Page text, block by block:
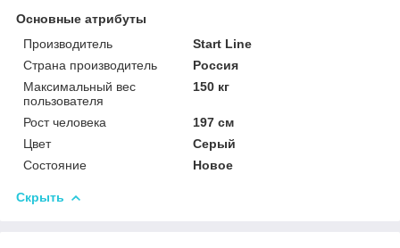
Основные атрибуты
Производитель
Start Line
Страна производитель
Россия
Максимальный вес
пользователя
150 кг
Рост человека
197 см
Цвет
Серый
Состояние
Новое
Скрыть